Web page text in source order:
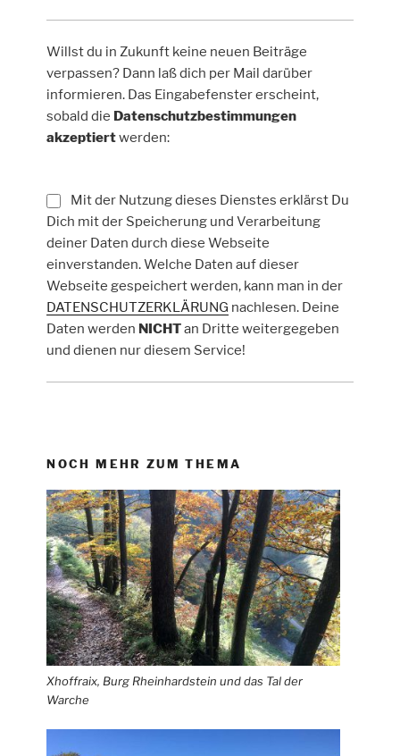
Willst du in Zukunft keine neuen Beiträge
verpassen? Dann laß dich per Mail darüber
informieren. Das Eingabefenster erscheint,
sobald die Datenschutzbestimmungen
akzeptiertwerden:
Mit der Nutzung dieses Dienstes erklärst Du
Dich mit der Speicherung und Verarbeitung
deiner Daten durch diese Webseite
einverstanden. Welche Daten auf dieser
Webseite gespeichert werden, kann man in der
DATENSCHUTZERKLÄRUNG nachlesen. Deine
Daten werden NICHTan Dritte weitergegeben
und dienen nur diesem Service!
NOCH MEHR ZUM THEMA
Xhoffraix, Burg Rheinhardstein und das Tal der
Warche